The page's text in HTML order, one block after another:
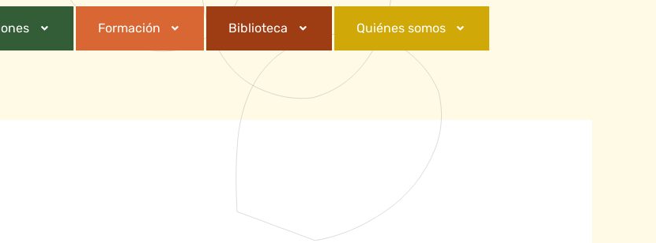
Formación Biblioteca Quiénes somos